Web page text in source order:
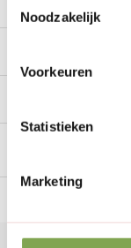
Noodzakelijk
Voorkeuren
Statistieken
Marketing